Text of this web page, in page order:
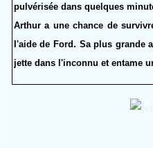
pulvérisée dans quelques
Arthur a une chance de
l'aide de Ford. Sa plus grande
jette dans l'inconnu et entame